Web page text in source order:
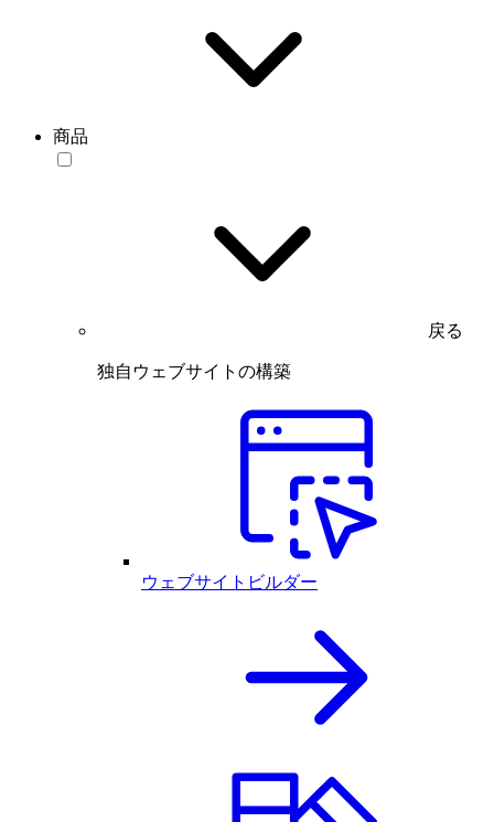
商品
戻る
独自ウェブサイトの構築
ウェブサイトビルダー